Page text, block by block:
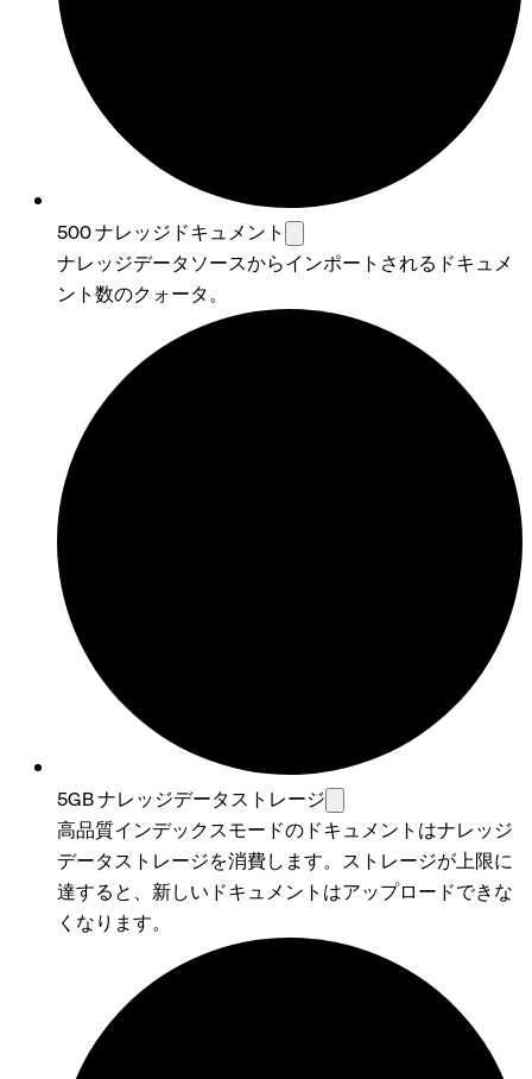
500 ナレッジドキュメント
ナレッジデータソースからインポートされるドキュメ
ント数のクォータ。
5GB ナレッジデータストレージ
高品質インデックスモードのドキュメントはナレッジ
データストレージを消費します。ストレージが上限に
達すると、新しいドキュメントはアップロードできな
くなります。